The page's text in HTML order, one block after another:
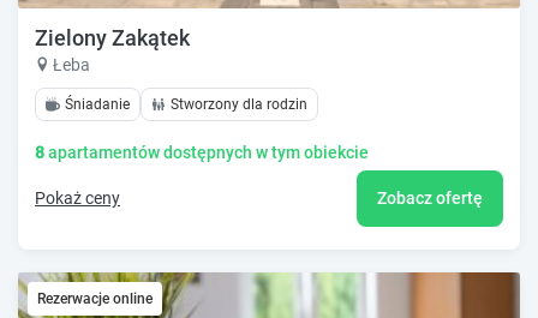
Zielony Zakątek
Łeba
Śniadanie Stworzony dla rodzin
8apartamentów dostępnych w tym obiekcie
Pokaż ceny Zobacz ofertę
Rezerwacje online